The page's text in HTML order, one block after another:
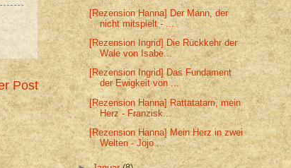
Post
[Rezension Hanna] Der Mann, der
nicht mitspielt - ...
[Rezension Ingrid] Die Rückkehr der
Wale von Isabe...
[Rezension Ingrid] Das Fundament
der Ewigkeit von ...
[Rezension Hanna] Rattatatam, mein
Herz - Franzisk...
[Rezension Hanna] Mein Herz in zwei
Welten - Jojo ...